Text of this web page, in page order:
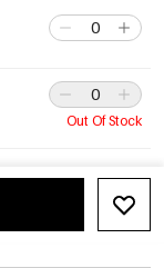
Out Of Stock